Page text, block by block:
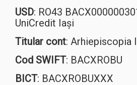
USD: RO43
UniCredit Iași
Titular cont: Arhiepiscopia
Cod SWIFT: BACXROBU
BICT: BACXROBUXXX